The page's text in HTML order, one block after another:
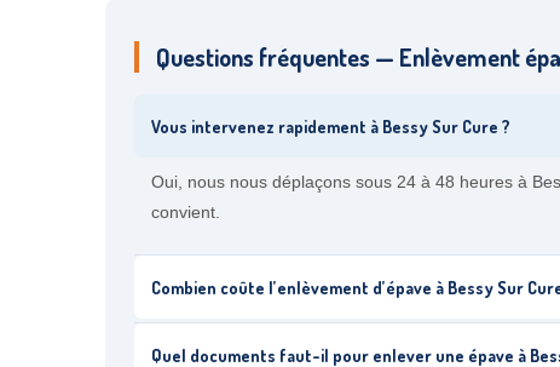
Questions fréquentes — Enlèvement
Vous intervenez rapidement à Bessy Sur Cure ?
Oui, nous nous déplaçons sous 24 à 48 heures à
convient.
Combien coûte l’enlèvement d’épave à Bessy Sur
Quel documents faut-il pour enlever une épave à